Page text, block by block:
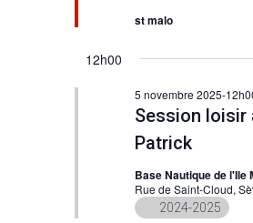
2025st malo
12h00
Session loisir
Patrick
5 novembre 2025-
Base Nautique de l'Ile
Rue de Saint-Cloud,
2024-2025